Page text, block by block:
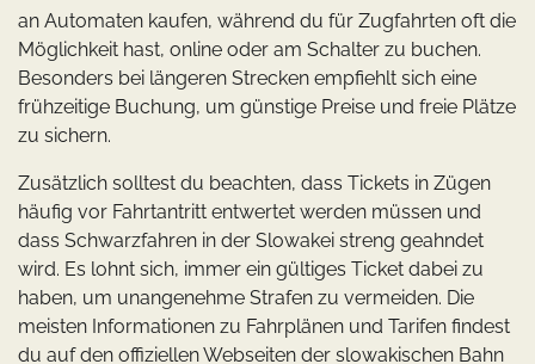
an Automaten kaufen, während du für Zugfahrten oft die
Möglichkeit hast, online oder am Schalter zu buchen.
Besonders bei längeren Strecken empfiehlt sich eine
frühzeitige Buchung, um günstige Preise und freie Plätze
zu sichern.
Zusätzlich solltest du beachten, dass Tickets in Zügen
häufig vor Fahrtantritt entwertet werden müssen und
dass Schwarzfahren in der Slowakei streng geahndet
wird. Es lohnt sich, immer ein gültiges Ticket dabei zu
haben, um unangenehme Strafen zu vermeiden. Die
meisten Informationen zu Fahrplänen und Tarifen findest
du auf den offiziellen Webseiten der slowakischen Bahn